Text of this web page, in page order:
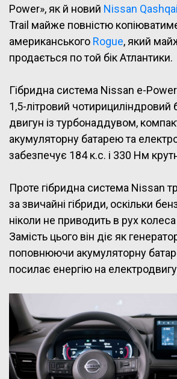
Power», як й новий Nissan Qashqai
Trail майже повністю
американського Rogue, який
продається по той бік Атлантики.
Гібридна система Nissan e-
1,5-літровий чотирициліндровий
двигун із турбонаддувом,
акумуляторну батарею та
забезпечує 184 к.с. і 330 Нм
Проте гібридна система Nissan
за звичайні гібриди, оскільки
ніколи не приводить в рух
Замість цього він діє як
поповнюючи акумуляторну
посилає енергію на